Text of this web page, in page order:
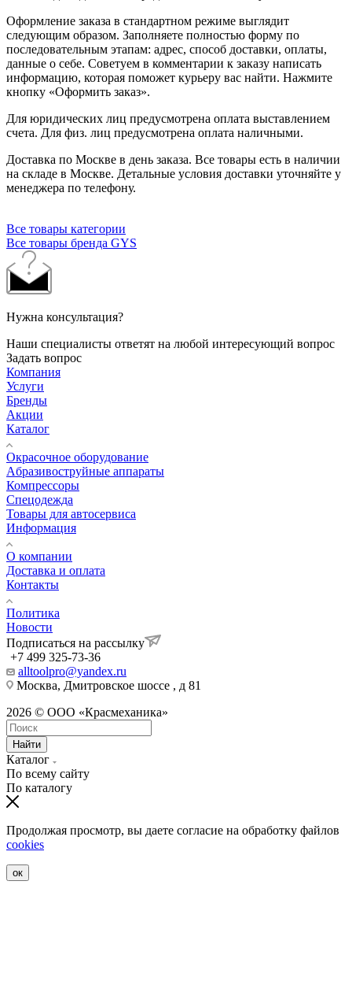
Оформление заказа в стандартном режиме выглядит
следующим образом. Заполняете полностью форму по
последовательным этапам: адрес, способ доставки, оплаты,
данные о себе. Советуем в комментарии к заказу написать
информацию, которая поможет курьеру вас найти. Нажмите
кнопку «Оформить заказ».
Для юридических лиц предусмотрена оплата выставлением
счета. Для физ. лиц предусмотрена оплата наличными.
Доставка по Москве в день заказа. Все товары есть в наличии
на складе в Москве. Детальные условия доставки уточняйте у
менеджера по телефону.
Все товары категории
Все товары бренда GYS
Нужна консультация?
Наши специалисты ответят на любой интересующий вопрос
Задать вопрос
Компания
Услуги
Бренды
Акции
Каталог
Окрасочное оборудование
Aбразивоструйные аппараты
Компрессоры
Спецодежда
Товары для автосервиса
Информация
О компании
Доставка и оплата
Контакты
Политика
Новости
Подписаться на рассылку
+7 499 325-73-36
alltoolpro@yandex.ru
Москва, Дмитровское шоссе , д 81
2026 © ООО «Красмеханика»
Найти
Каталог
По всему сайту
По каталогу
Продолжая просмотр, вы даете согласие на обработку файлов
cookies
ок